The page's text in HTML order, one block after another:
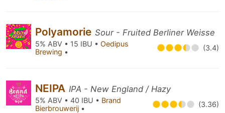
Polyamorie Sour - Fruited Berliner Weisse
5% ABV • 15 IBU • Oedipus
Brewing • (3.4)
NEIPA IPA - New England / Hazy
5% ABV • 40 IBU • Brand
Bierbrouwerij • (3.36)